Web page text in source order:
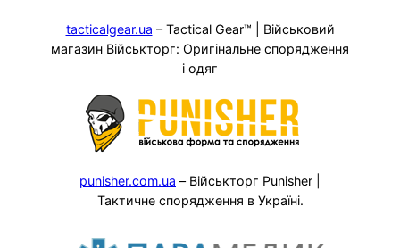
tacticalgear.ua – Tactical Gear™ | Військовий
магазин Військторг: Оригінальне спорядження
і одяг
punisher.com.ua – Військторг Punisher |
Тактичне спорядження в Україні.